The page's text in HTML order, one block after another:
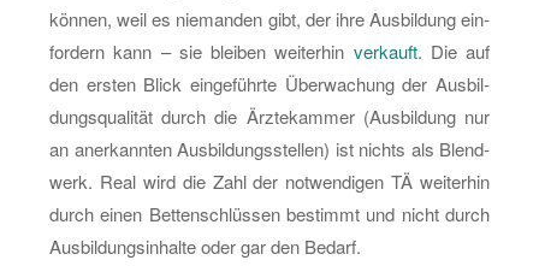
kön­nen, weil es nie­man­den gibt, der ihre Aus­bil­dung ein­
for­dern kann – sie blei­ben wei­ter­hin ver­kauft. Die auf
den ers­ten Blick ein­ge­führ­te Über­wa­chung der Aus­bil­
dungs­qua­li­tät durch die Ärz­te­kam­mer (Aus­bil­dung nur
an an­er­kann­ten Aus­bil­dungs­stel­len) ist nichts als Blend­
werk. Real wird die Zahl der not­wen­di­gen TÄ wei­ter­hin
durch einen Bet­ten­schlüs­sen be­stimmt und nicht durch
Aus­bil­dungs­in­hal­te oder gar den Be­darf.